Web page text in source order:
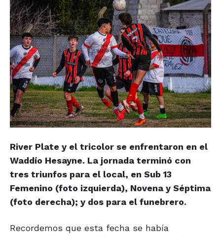
River Plate y el tricolor se enfrentaron en el
Waddío Hesayne. La jornada terminó con
tres triunfos para el local, en Sub 13
Femenino (foto izquierda), Novena y Séptima
(foto derecha); y dos para el funebrero.
Recordemos que esta fecha se había